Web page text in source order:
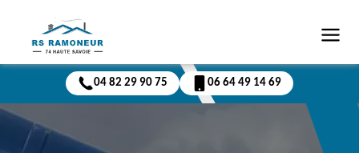
04 82 29 90 75 06 64 49 14 69